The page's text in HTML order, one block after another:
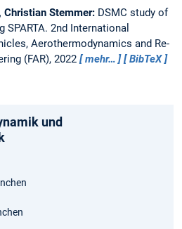
Christian Stemmer: DSMC study of
SPARTA. 2nd International
Aerothermodynamics and Re-
(FAR), 2022
mehr…
BibTeX
und